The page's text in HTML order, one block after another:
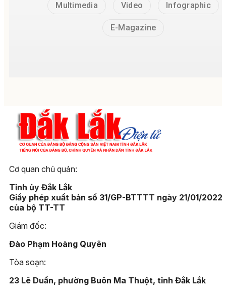
Multimedia Video Infographic
E-Magazine
Cơ quan chủ quản:
Tỉnh ủy Đắk Lắk
Giấy phép xuất bản số 31/GP-BTTTT ngày 21/01/2022
của bộ TT-TT
Giám đốc:
Đào Phạm Hoàng Quyên
Tòa soạn:
23 Lê Duẩn, phường Buôn Ma Thuột, tỉnh Đắk Lắk